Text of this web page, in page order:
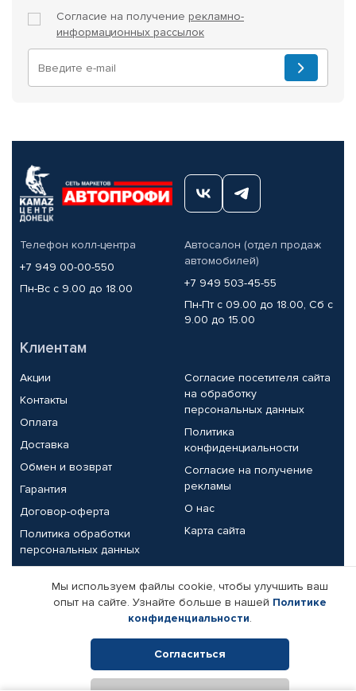
Согласие на получение рекламно-
информационных рассылок
Телефон колл-центра
+7 949 00-00-550
Пн-Вс с 9.00 до 18.00
Автосалон (отдел продаж
автомобилей)
+7 949 503-45-55
Пн-Пт с 09.00 до 18.00, Сб с
9.00 до 15.00
Клиентам
Акции
Контакты
Оплата
Доставка
Обмен и возврат
Гарантия
Договор-оферта
Политика обработки
персональных данных
Согласие посетителя сайта
на обработку
персональных данных
Политика
конфиденциальности
Согласие на получение
рекламы
О нас
Карта сайта
Партнерам
Корпоративным клиентам
Поставщикам
Реквизиты компании
Мы используем файлы cookie, чтобы улучшить ваш
опыт на сайте. Узнайте больше в нашей Политике
конфиденциальности.
Согласиться